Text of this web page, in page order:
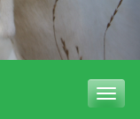
Toggle